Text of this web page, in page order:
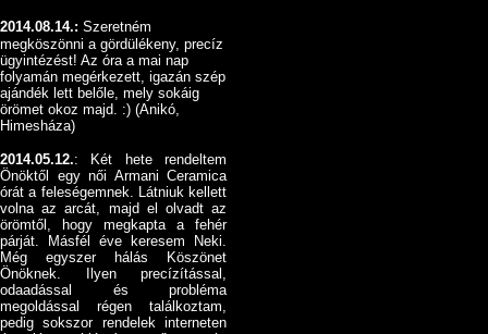
2014.08.14.: Szeretném
megköszönni a gördülékeny, precíz
ügyintézést! Az óra a mai nap
folyamán megérkezett, igazán szép
ajándék lett belőle, mely sokáig
örömet okoz majd. :) (Anikó,
Himesháza)
2014.05.12.: Két hete rendeltem
Önöktől egy női Armani Ceramica
órát a feleségemnek. Látniuk kellett
volna az arcát, majd el olvadt az
örömtől, hogy megkapta a fehér
párját. Másfél éve keresem Neki.
Még egyszer hálás Köszönet
Önöknek. Ilyen precízítással,
odaadással és probléma
megoldással régen találkoztam,
pedig sokszor rendelek interneten